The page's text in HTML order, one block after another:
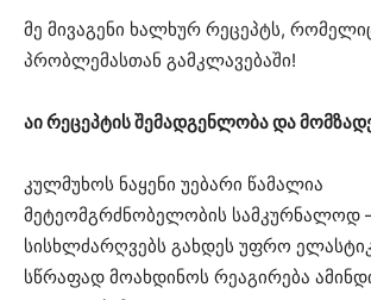
მე მივაგენი ხალხურ რეცეპტს,
პრობლემასთან გამკლავებაში!
აი რეცეპტის შემადგენლობა და
კულმუხოს ნაყენი უებარი წამალია
მეტეომგრძნობელობის სამკურნალოდ
სისხლძარღვებს გახდეს უფრო
სწრაფად მოახდინოს რეაგირება